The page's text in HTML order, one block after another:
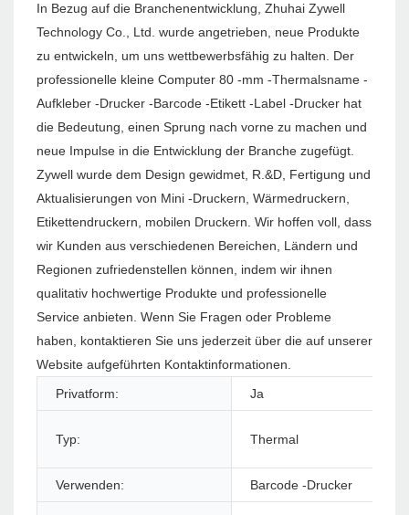
In Bezug auf die Branchenentwicklung, Zhuhai Zywell
Technology Co., Ltd. wurde angetrieben, neue Produkte
zu entwickeln, um uns wettbewerbsfähig zu halten. Der
professionelle kleine Computer 80 -mm -Thermalsname -
Aufkleber -Drucker -Barcode -Etikett -Label -Drucker hat
die Bedeutung, einen Sprung nach vorne zu machen und
neue Impulse in die Entwicklung der Branche zugefügt.
Zywell wurde dem Design gewidmet, R.&D, Fertigung und
Aktualisierungen von Mini -Druckern, Wärmedruckern,
Etikettendruckern, mobilen Druckern. Wir hoffen voll, dass
wir Kunden aus verschiedenen Bereichen, Ländern und
Regionen zufriedenstellen können, indem wir ihnen
qualitativ hochwertige Produkte und professionelle
Service anbieten. Wenn Sie Fragen oder Probleme
haben, kontaktieren Sie uns jederzeit über die auf unserer
Website aufgeführten Kontaktinformationen.
Privatform:
Ja
Typ: Thermal
Verwenden: Barcode -Drucker